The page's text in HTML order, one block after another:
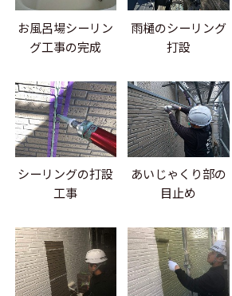
お風呂場シーリン
グ工事の完成
雨樋のシーリング
打設
シーリングの打設
工事
あいじゃくり部の
目止め